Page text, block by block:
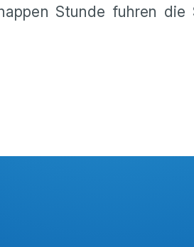
Stunde fuhren die